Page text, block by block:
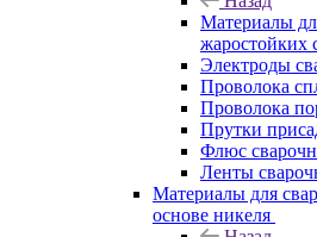
Материалы
жаростойких
Электроды
Проволока
Проволока
Прутки
Флюс
Ленты
Материалы для
основе никеля